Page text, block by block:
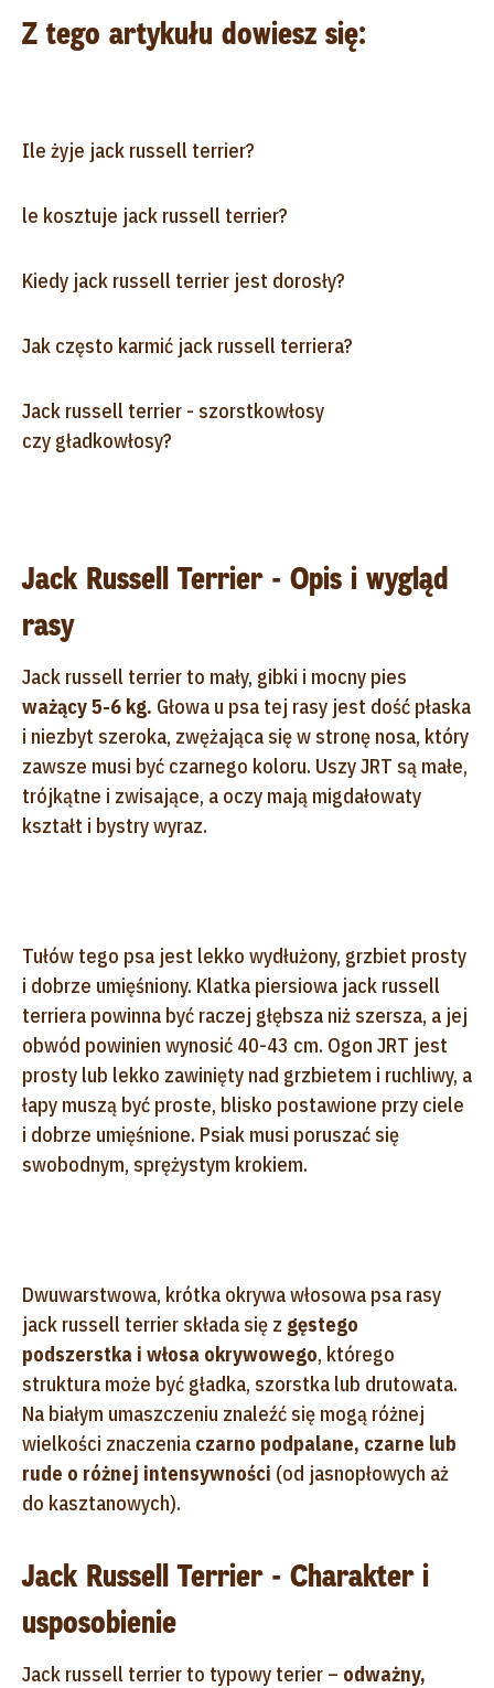
Z tego artykułu dowiesz się:
Ile żyje jack russell terrier?
le kosztuje jack russell terrier?
Kiedy jack russell terrier jest dorosły?
Jak często karmić jack russell terriera?
Jack russell terrier - szorstkowłosy
czy gładkowłosy?
Jack Russell Terrier - Opis i wygląd
rasy
Jack russell terrier to mały, gibki i mocny pies
ważący 5-6 kg. Głowa u psa tej rasy jest dość płaska
i niezbyt szeroka, zwężająca się w stronę nosa, który
zawsze musi być czarnego koloru. Uszy JRT są małe,
trójkątne i zwisające, a oczy mają migdałowaty
kształt i bystry wyraz.
Tułów tego psa jest lekko wydłużony, grzbiet prosty
i dobrze umięśniony. Klatka piersiowa jack russell
terriera powinna być raczej głębsza niż szersza, a jej
obwód powinien wynosić 40-43 cm. Ogon JRT jest
prosty lub lekko zawinięty nad grzbietem i ruchliwy, a
łapy muszą być proste, blisko postawione przy ciele
i dobrze umięśnione. Psiak musi poruszać się
swobodnym, sprężystym krokiem.
Dwuwarstwowa, krótka okrywa włosowa psa rasy
jack russell terrier składa się z gęstego
podszerstka i włosa okrywowego, którego
struktura może być gładka, szorstka lub drutowata.
Na białym umaszczeniu znaleźć się mogą różnej
wielkości znaczenia czarno podpalane, czarne lub
rude o różnej intensywności (od jasnopłowych aż
do kasztanowych).
Jack Russell Terrier - Charakter i
usposobienie
Jack russell terrier to typowy terier – odważny,